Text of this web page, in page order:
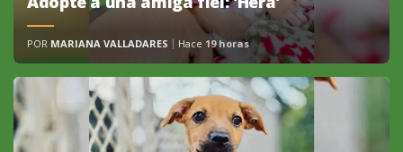
Hace 19 horas
POR MARIANA VALLADARES